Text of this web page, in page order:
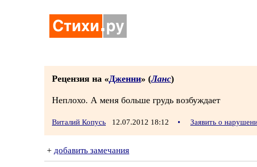
Рецензия на «Дженни» (Ланс)
Неплохо. А меня больше грудь возбуждает
Виталий Копусь 12.07.2012 18:12 • Заявить о
+ добавить замечания